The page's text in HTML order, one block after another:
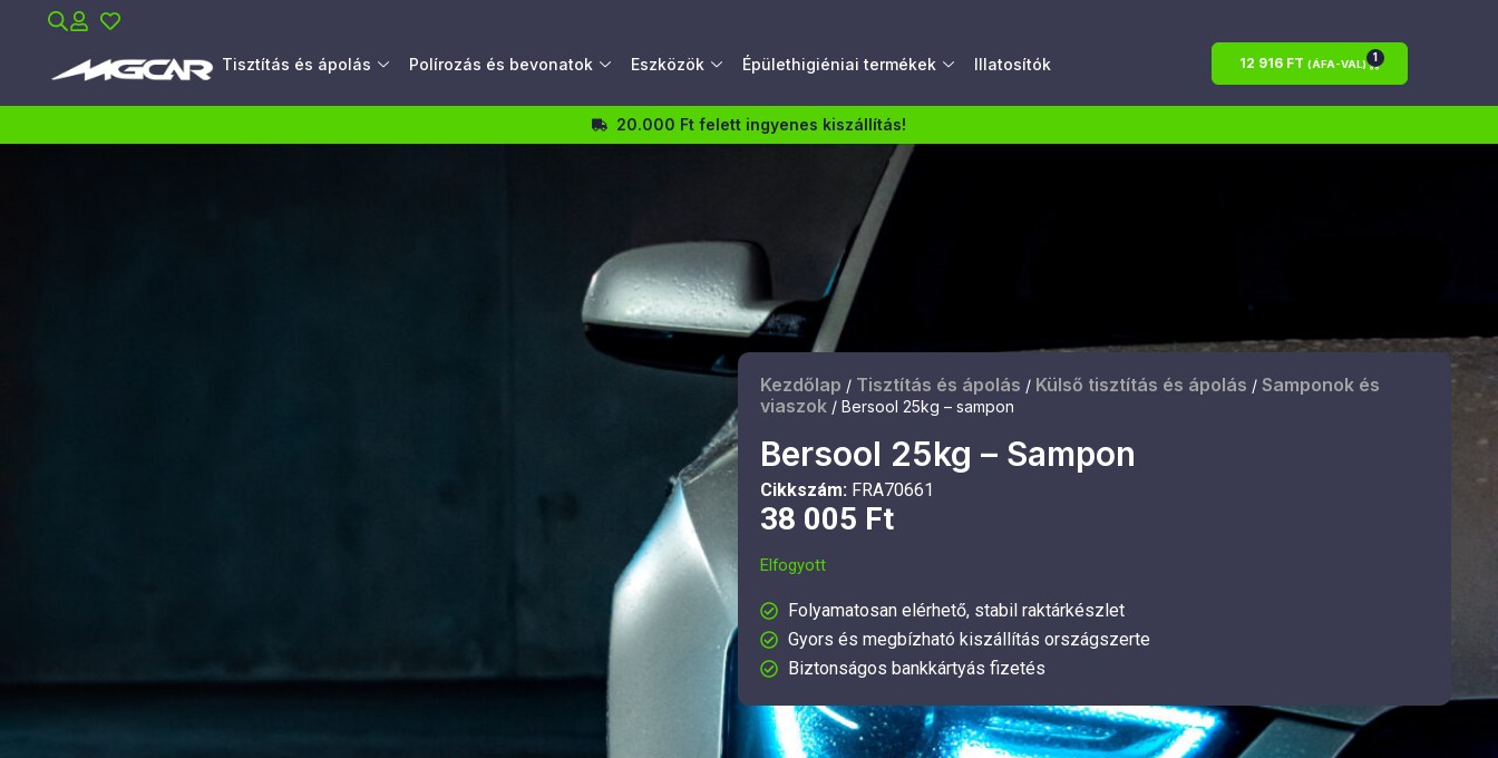
Tisztítás és ápolás Polírozás és bevonatok Eszközök Épülethigiéniai termékek Illatosítók 12 916 FT (ÁFA-VAL)
1
20.000 Ft felett ingyenes kiszállítás!
Kezdőlap / Tisztítás és ápolás / Külső tisztítás és ápolás / Samponok és
viaszok/ Bersool 25kg – sampon
Bersool 25kg – Sampon
Cikkszám: FRA70661
38 005 Ft
Elfogyott
Folyamatosan elérhető, stabil raktárkészlet
Gyors és megbízható kiszállítás országszerte
Biztonságos bankkártyás fizetés